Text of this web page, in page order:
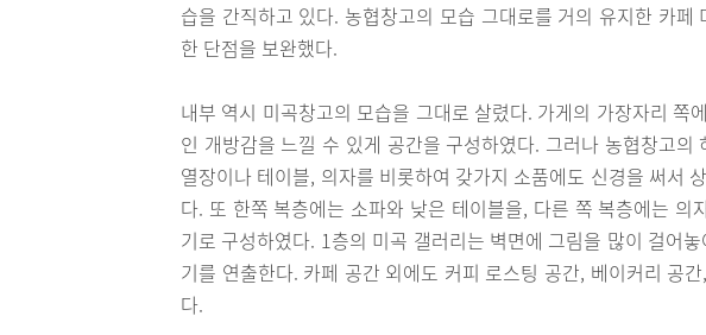
습을 간직하고 있다. 농협창고의 모습 그대로를 거의 유지한 카
한 단점을 보완했다.
내부 역시 미곡창고의 모습을 그대로 살렸다. 가게의 가장자리 쪽
인 개방감을 느낄 수 있게 공간을 구성하였다. 그러나 농협창고의
열장이나 테이블, 의자를 비롯하여 갖가지 소품에도 신경을 써서
다. 또 한쪽 복층에는 소파와 낮은 테이블을, 다른 쪽 복층에는 의
기로 구성하였다. 1층의 미곡 갤러리는 벽면에 그림을 많이 걸어
기를 연출한다. 카페 공간 외에도 커피 로스팅 공간, 베이커리 공
다.